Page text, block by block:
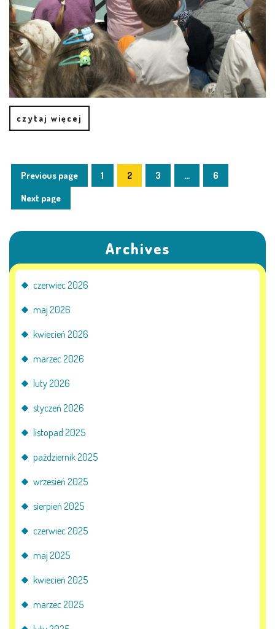
E-DZIENNIK
LOGOWANIE
REJESTRACJA KONTA
czytaj więcej
Previous page 1 2 3 …
6
Next page
Archives
czerwiec 2026
maj 2026
kwiecień 2026
marzec 2026
luty 2026
styczeń 2026
listopad 2025
październik 2025
wrzesień 2025
sierpień 2025
czerwiec 2025
maj 2025
kwiecień 2025
marzec 2025